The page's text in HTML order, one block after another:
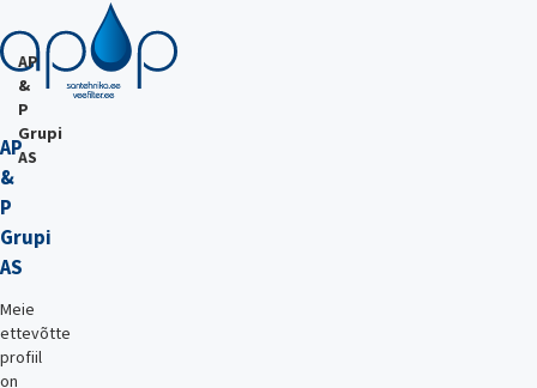
AP
&
P
Grupi
AS
Meie
ettevõtte
profiil
on
AP
&
P
Grupi
AS